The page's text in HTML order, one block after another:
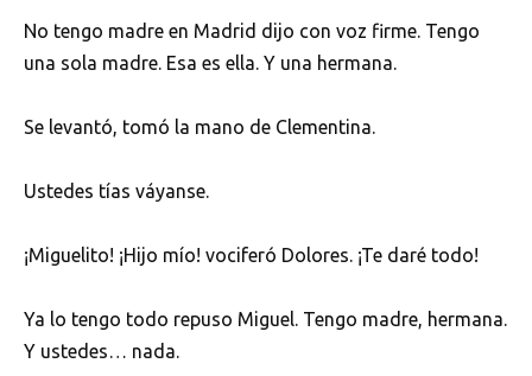
No tengo madre en Madrid dijo con voz firme. Tengo
una sola madre. Esa es ella. Y una hermana.
Se levantó, tomó la mano de Clementina.
Ustedes tías váyanse.
¡Miguelito! ¡Hijo mío! vociferó Dolores. ¡Te daré todo!
Ya lo tengo todo repuso Miguel. Tengo madre, hermana.
Y ustedes… nada.